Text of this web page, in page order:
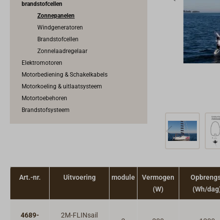
brandstofcellen
Zonnepanelen
Windgeneratoren
Brandstofcellen
Zonnelaadregelaar
Elektromotoren
Motorbediening & Schakelkabels
Motorkoeling & uitlaatsysteem
Motortoebehoren
Brandstofsysteem
Art.-nr. Uitvoering module
Vermogen
(W)
(Wh/
4689-
2M-FLINsail